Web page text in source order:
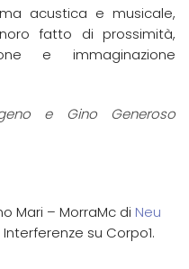
acustica e musicale,
fatto di prossimità,
e immaginazione
e Gino Generoso
Mari – MorraMc di Neu
su Corpo1.